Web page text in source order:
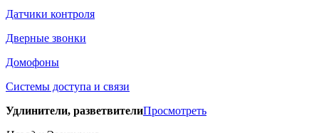
Датчики контроля
Дверные звонки
Домофоны
Системы доступа и связи
Удлинители, разветвителиПросмотреть